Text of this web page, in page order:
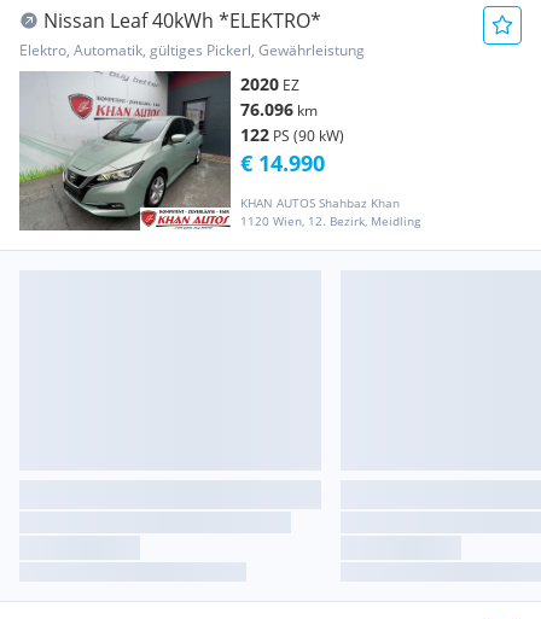
Nissan Leaf 40kWh *ELEKTRO*
Elektro, Automatik, gültiges Pickerl, Gewährleistung
2020 EZ
76.096 km
122 PS (90 kW)
KHAN AUTOS Shahbaz Khan
1120 Wien, 12. Bezirk, Meidling
€ 14.990